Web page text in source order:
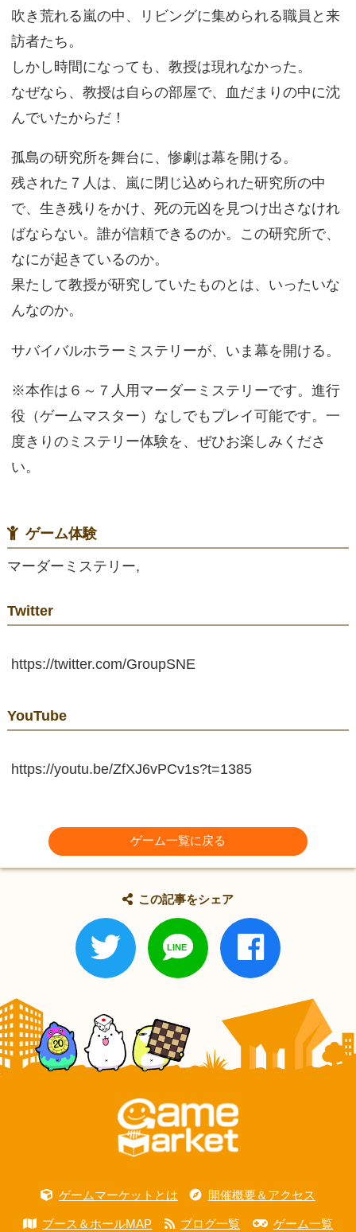
吹き荒れる嵐の中、リビングに集められる職員と来
訪者たち。
しかし時間になっても、教授は現れなかった。
なぜなら、教授は自らの部屋で、血だまりの中に沈
んでいたからだ！
孤島の研究所を舞台に、惨劇は幕を開ける。
残された７人は、嵐に閉じ込められた研究所の中
で、生き残りをかけ、死の元凶を見つけ出さなけれ
ばならない。誰が信頼できるのか。この研究所で、
なにが起きているのか。
果たして教授が研究していたものとは、いったいな
んなのか。
サバイバルホラーミステリーが、いま幕を開ける。
※本作は６～７人用マーダーミステリーです。進行
役（ゲームマスター）なしでもプレイ可能です。一
度きりのミステリー体験を、ぜひお楽しみくださ
い。
ゲーム体験
マーダーミステリー,
Twitter
https://twitter.com/GroupSNE
YouTube
https://youtu.be/ZfXJ6vPCv1s?t=1385
ゲーム一覧に戻る
この記事をシェア
ゲームマーケットとは 開催概要＆アクセス
ブース＆ホールMAP ブログ一覧 ゲーム一覧